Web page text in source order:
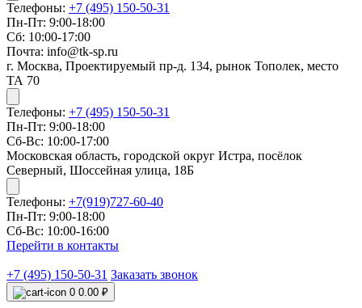
Телефоны: +7 (495) 150-50-31
Пн-Пт: 9:00-18:00
Сб: 10:00-17:00
Почта: info@tk-sp.ru
г. Москва, Проектируемый пр-д. 134, рынок Тополек, место
ТА 70
Телефоны: +7 (495) 150-50-31
Пн-Пт: 9:00-18:00
Сб-Вс: 10:00-17:00
Московская область, городской округ Истра, посёлок
Северный, Шоссейная улица, 18Б
Телефоны: +7(919)727-60-40
Пн-Пт: 9:00-18:00
Сб-Вс: 10:00-16:00
Перейти в контакты
+7 (495) 150-50-31 Заказать звонок
0 0.00 ₽